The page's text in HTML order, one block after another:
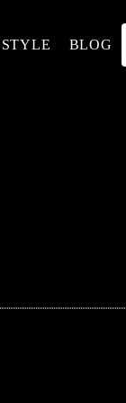
STYLE BLOG